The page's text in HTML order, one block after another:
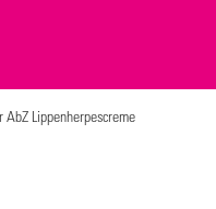
AbZ Lippenherpescreme